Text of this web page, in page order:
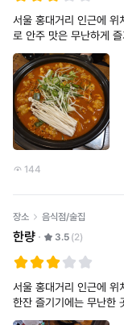
서울 홍대거리 인근에 위치
로 안주 맛은 무난하게
는 메뉴는 아니었지만,
습니다. 매장 내
144
장소 음식점/술집
한량 3.5 (2)
서울 홍대거리 인근에 위치한 한식
한잔 즐기기에는 무난한
다. 매장 내부는 생각보